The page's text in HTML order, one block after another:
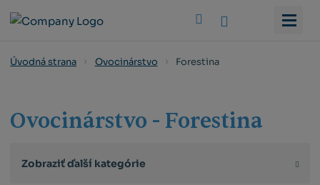
Úvodná strana Ovocinárstvo Forestina
Ovocinárstvo - Forestina
Zobraziť ďalší kategórie